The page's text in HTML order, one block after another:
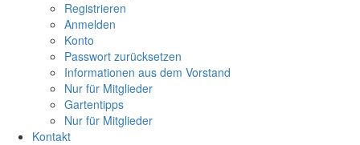
Registrieren
Anmelden
Konto
Passwort zurücksetzen
Informationen aus dem Vorstand
Nur für Mitglieder
Gartentipps
Nur für Mitglieder
Kontakt